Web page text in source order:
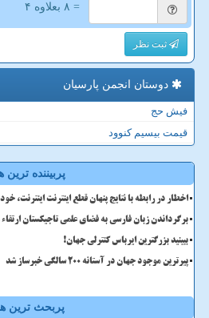
= ۸ بعلاوه ۴
ثبت نظر
دوستان انجمن پارسیان
فیش حج
قیمت بیسیم کنوود
پربیننده ترین
اخطار در رابطه با نتایج پنهان قطع اینترنت اینترنت،
برگرداندن زبان فارسی به فضای علمی تاجیکستان
ببینید بزرگترین ایرباس کنترلی جهان!
پیرترین موجود جهان در آستانه ۲۰۰ سالگی خبرساز شد
پربحث ترین